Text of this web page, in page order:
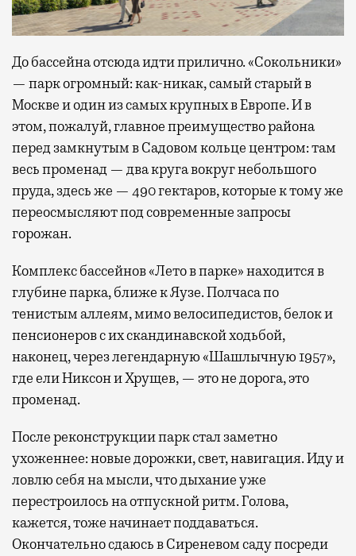
До бассейна отсюда идти прилично. «Сокольники»
— парк огромный: как-никак, самый старый в
Москве и один из самых крупных в Европе. И в
этом, пожалуй, главное преимущество района
перед замкнутым в Садовом кольце центром: там
весь променад — два круга вокруг небольшого
пруда, здесь же — 490 гектаров, которые к тому же
переосмысляют под современные запросы
горожан.
Комплекс бассейнов «Лето в парке» находится в
глубине парка, ближе к Яузе. Полчаса по
тенистым аллеям, мимо велосипедистов, белок и
пенсионеров с их скандинавской ходьбой,
наконец, через легендарную «Шашлычную 1957»,
где ели Никсон и Хрущев, — это не дорога, это
променад.
После реконструкции парк стал заметно
ухоженнее: новые дорожки, свет, навигация. Иду и
ловлю себя на мысли, что дыхание уже
перестроилось на отпускной ритм. Голова,
кажется, тоже начинает поддаваться.
Окончательно сдаюсь в Сиреневом саду посреди